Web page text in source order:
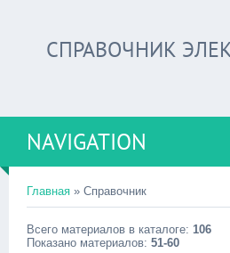
СПРАВОЧНИК
NAVIGATION
Главная » Справочник
Всего материалов в каталоге: 106
Показано материалов: 51-60